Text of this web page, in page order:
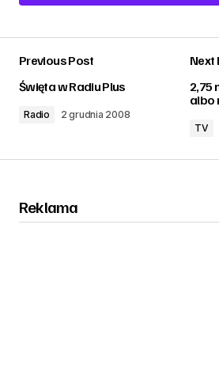
Add a comment
Previous Post
Święta w Radiu Plus
Radio 2 grudnia 2008
Next
2,75
albo
TV
Reklama